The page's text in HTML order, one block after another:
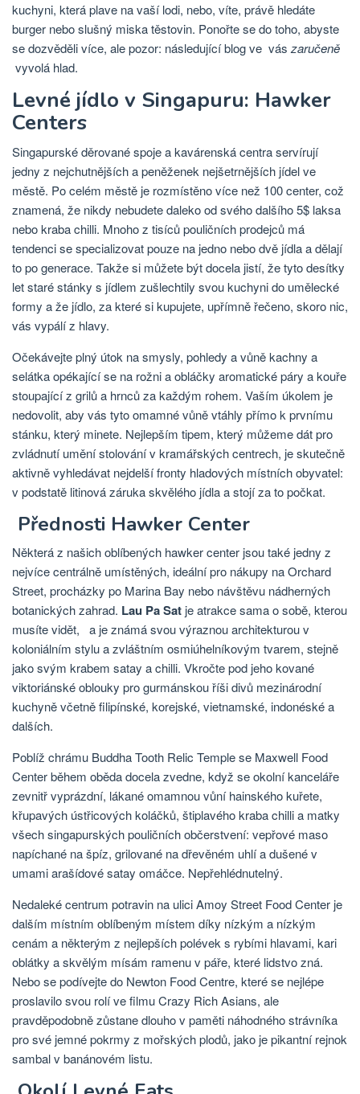
kuchyni, která plave na vaší lodi, nebo, víte, právě hledáte
burger nebo slušný miska těstovin. Ponořte se do toho, abyste
se dozvěděli více, ale pozor: následující blog ve vás zaručeně
vyvolá hlad.
Levné jídlo v Singapuru: Hawker
Centers
Singapurské děrované spoje a kavárenská centra servírují
jedny z nejchutnějších a peněženek nejšetrnějších jídel ve
městě. Po celém městě je rozmístěno více než 100 center, což
znamená, že nikdy nebudete daleko od svého dalšího 5$ laksa
nebo kraba chilli. Mnoho z tisíců pouličních prodejců má
tendenci se specializovat pouze na jedno nebo dvě jídla a dělají
to po generace. Takže si můžete být docela jistí, že tyto desítky
let staré stánky s jídlem zušlechtily svou kuchyni do umělecké
formy a že jídlo, za které si kupujete, upřímně řečeno, skoro nic,
vás vypálí z hlavy.
Očekávejte plný útok na smysly, pohledy a vůně kachny a
selátka opékající se na rožni a obláčky aromatické páry a kouře
stoupající z grilů a hrnců za každým rohem. Vaším úkolem je
nedovolit, aby vás tyto omamné vůně vtáhly přímo k prvnímu
stánku, který minete. Nejlepším tipem, který můžeme dát pro
zvládnutí umění stolování v kramářských centrech, je skutečně
aktivně vyhledávat nejdelší fronty hladových místních obyvatel:
v podstatě litinová záruka skvělého jídla a stojí za to počkat.
Přednosti Hawker Center
Některá z našich oblíbených hawker center jsou také jedny z
nejvíce centrálně umístěných, ideální pro nákupy na Orchard
Street, procházky po Marina Bay nebo návštěvu nádherných
botanických zahrad. Lau Pa Sat je atrakce sama o sobě, kterou
musíte vidět, a je známá svou výraznou architekturou v
koloniálním stylu a zvláštním osmiúhelníkovým tvarem, stejně
jako svým krabem satay a chilli. Vkročte pod jeho kované
viktoriánské oblouky pro gurmánskou říši divů mezinárodní
kuchyně včetně filipínské, korejské, vietnamské, indonéské a
dalších.
Poblíž chrámu Buddha Tooth Relic Temple se Maxwell Food
Center během oběda docela zvedne, když se okolní kanceláře
zevnitř vyprázdní, lákané omamnou vůní hainského kuřete,
křupavých ústřicových koláčků, štiplavého kraba chilli a matky
všech singapurských pouličních občerstvení: vepřové maso
napíchané na špíz, grilované na dřevěném uhlí a dušené v
umami arašídové satay omáčce. Nepřehlédnutelný.
Nedaleké centrum potravin na ulici Amoy Street Food Center je
dalším místním oblíbeným místem díky nízkým a nízkým
cenám a některým z nejlepších polévek s rybími hlavami, kari
oblátky a skvělým mísám ramenu v páře, které lidstvo zná.
Nebo se podívejte do Newton Food Centre, které se nejlépe
proslavilo svou rolí ve filmu Crazy Rich Asians, ale
pravděpodobně zůstane dlouho v paměti náhodného strávníka
pro své jemné pokrmy z mořských plodů, jako je pikantní rejnok
sambal v banánovém listu.